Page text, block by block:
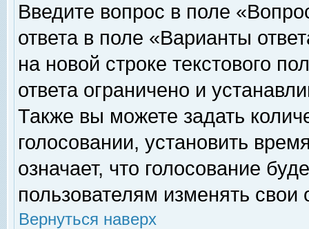
Введите вопрос в поле
ответа в поле «Варианты
на новой строке текстового
ответа ограничено и
Также вы можете задать
голосовании, установить
означает, что голосование
пользователям изменять свои
Вернуться наверх